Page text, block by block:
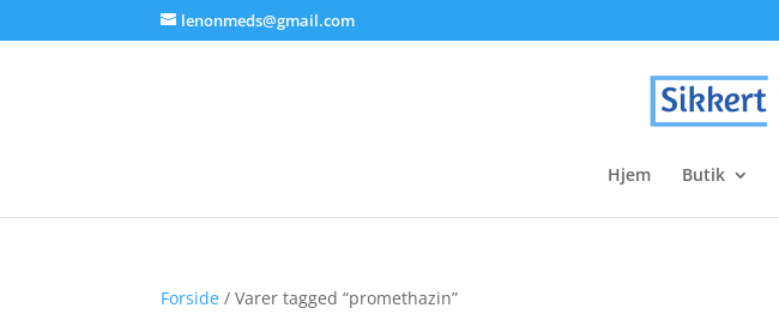
lenonmeds@gmail.com
Hjem Butik
Forside / Varer tagged “promethazin”